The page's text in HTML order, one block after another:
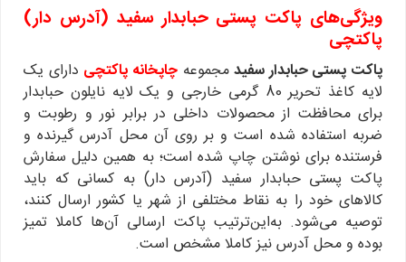
ویژگی‌های پاکت پستی حبابدار سفید (آدرس‌ دار)
پاکتچی
پاکت پستی حبابدار سفیدمجموعهچاپخانه پاکتچی دارای یک
لایه کاغذ تحریر 80 گرمی خارجی و یک لایه نایلون حبابدار
برای محافظت از محصولات داخلی در برابر نور و رطوبت و
ضربه استفاده شده است و بر روی آن محل آدرس گیرنده و
فرستنده برای نوشتن چاپ شده است؛ به همین دلیل سفارش
پاکت پستی حبابدار سفید (آدرس دار) به کسانی که باید
کالاهای خود را به نقاط مختلفی از شهر یا کشور ارسال کنند،
توصیه می‌شود. به‌این‌ترتیب پاکت ارسالی آن‌ها کاملا تمیز
بوده و محل آدرس نیز کاملا مشخص است.